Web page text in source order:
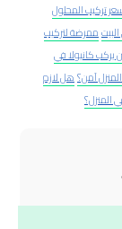
تركيب المحلول
ممرضة لتركيب
يركب كانيولا في
آمن؟هل لازم
المنزل؟